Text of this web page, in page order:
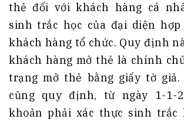
thẻ đối với khách hàng cá
sinh trắc học của đại diện
khách hàng tổ chức. Quy định
khách hàng mở thẻ là chính
trạng mở thẻ bằng giấy tờ
cũng quy định, từ ngày 1-1-
khoản phải xác thực sinh trắc